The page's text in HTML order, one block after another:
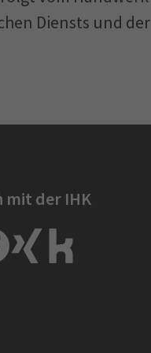
Diensts und der
mit der IHK